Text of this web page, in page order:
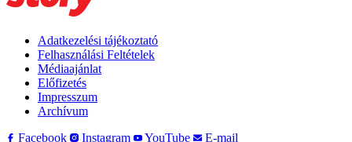
Adatkezelési tájékoztató
Felhasználási Feltételek
Médiaajánlat
Előfizetés
Impresszum
Archívum
Facebook
Instagram YouTube
E-mail